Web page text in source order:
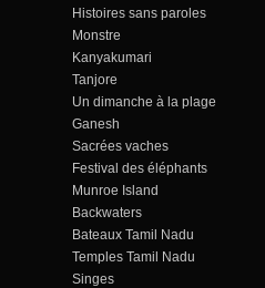
Histoires sans paroles
Monstre
Kanyakumari
Tanjore
Un dimanche à la plage
Ganesh
Sacrées vaches
Festival des éléphants
Munroe Island
Backwaters
Bateaux Tamil Nadu
Temples Tamil Nadu
Singes